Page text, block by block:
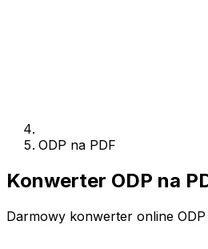
ODP na PDF
Konwerter ODP na
Darmowy konwerter online